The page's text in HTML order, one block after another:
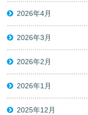
2026年4月
2026年3月
2026年2月
2026年1月
2025年12月